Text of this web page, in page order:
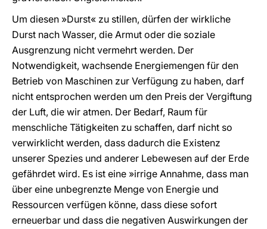
Um diesen »Durst« zu stillen, dürfen der wirkliche
Durst nach Wasser, die Armut oder die soziale
Ausgrenzung nicht vermehrt werden. Der
Notwendigkeit, wachsende Energiemengen für den
Betrieb von Maschinen zur Verfügung zu haben, darf
nicht entsprochen werden um den Preis der Vergiftung
der Luft, die wir atmen. Der Bedarf, Raum für
menschliche Tätigkeiten zu schaffen, darf nicht so
verwirklicht werden, dass dadurch die Existenz
unserer Spezies und anderer Lebewesen auf der Erde
gefährdet wird. Es ist eine »irrige Annahme, dass man
über eine unbegrenzte Menge von Energie und
Ressourcen verfügen könne, dass diese sofort
erneuerbar und dass die negativen Auswirkungen der